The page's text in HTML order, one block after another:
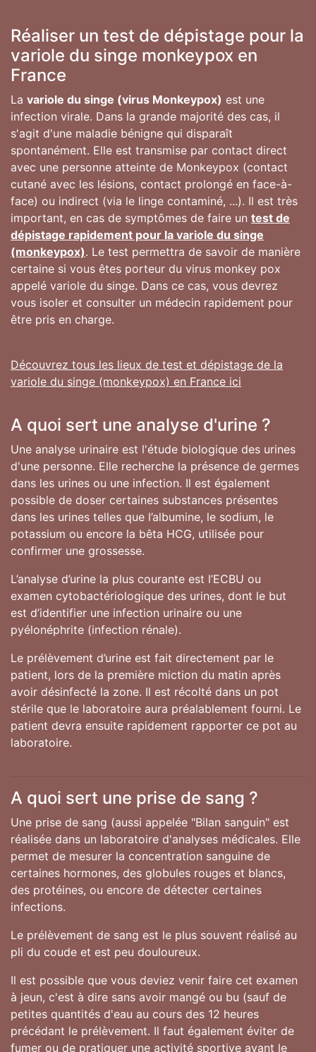
Réaliser un test de dépistage pour la
variole du singe monkeypox en
France
La variole du singe (virus Monkeypox) est une
infection virale. Dans la grande majorité des cas, il
s'agit d'une maladie bénigne qui disparaît
spontanément. Elle est transmise par contact direct
avec une personne atteinte de Monkeypox (contact
cutané avec les lésions, contact prolongé en face-à-
face) ou indirect (via le linge contaminé, ...). Il est très
important, en cas de symptômes de faire un test de
dépistage rapidement pour la variole du singe
(monkeypox). Le test permettra de savoir de manière
certaine si vous êtes porteur du virus monkey pox
appelé variole du singe. Dans ce cas, vous devrez
vous isoler et consulter un médecin rapidement pour
être pris en charge.
Découvrez tous les lieux de test et dépistage de la
variole du singe (monkeypox) en France ici
A quoi sert une analyse d'urine ?
Une analyse urinaire est l'étude biologique des urines
d'une personne. Elle recherche la présence de germes
dans les urines ou une infection. Il est également
possible de doser certaines substances présentes
dans les urines telles que l’albumine, le sodium, le
potassium ou encore la bêta HCG, utilisée pour
confirmer une grossesse.
L’analyse d’urine la plus courante est l’ECBU ou
examen cytobactériologique des urines, dont le but
est d’identifier une infection urinaire ou une
pyélonéphrite (infection rénale).
Le prélèvement d’urine est fait directement par le
patient, lors de la première miction du matin après
avoir désinfecté la zone. Il est récolté dans un pot
stérile que le laboratoire aura préalablement fourni. Le
patient devra ensuite rapidement rapporter ce pot au
laboratoire.
A quoi sert une prise de sang ?
Une prise de sang (aussi appelée "Bilan sanguin" est
réalisée dans un laboratoire d'analyses médicales. Elle
permet de mesurer la concentration sanguine de
certaines hormones, des globules rouges et blancs,
des protéines, ou encore de détecter certaines
infections.
Le prélèvement de sang est le plus souvent réalisé au
pli du coude et est peu douloureux.
Il est possible que vous deviez venir faire cet examen
à jeun, c'est à dire sans avoir mangé ou bu (sauf de
petites quantités d'eau au cours des 12 heures
précédant le prélèvement. Il faut également éviter de
fumer ou de pratiquer une activité sportive avant le